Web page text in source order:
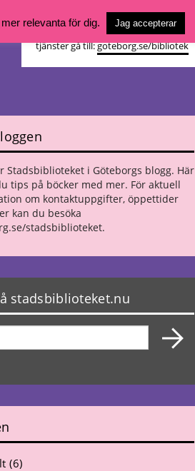
Vill du söka böcker, logga in på ditt
bibliotekskonto eller nå övriga
tjänster gå till:goteborg.se/bibliotek
Stadsbiblioteket i Göteborgs blogg. Här
tips på böcker med mer. För aktuell
om kontaktuppgifter, öppettider
kan du besöka
stadsbiblioteket.
stadsbiblioteket.nu
(6)
relevanta för dig. Jag accepterar